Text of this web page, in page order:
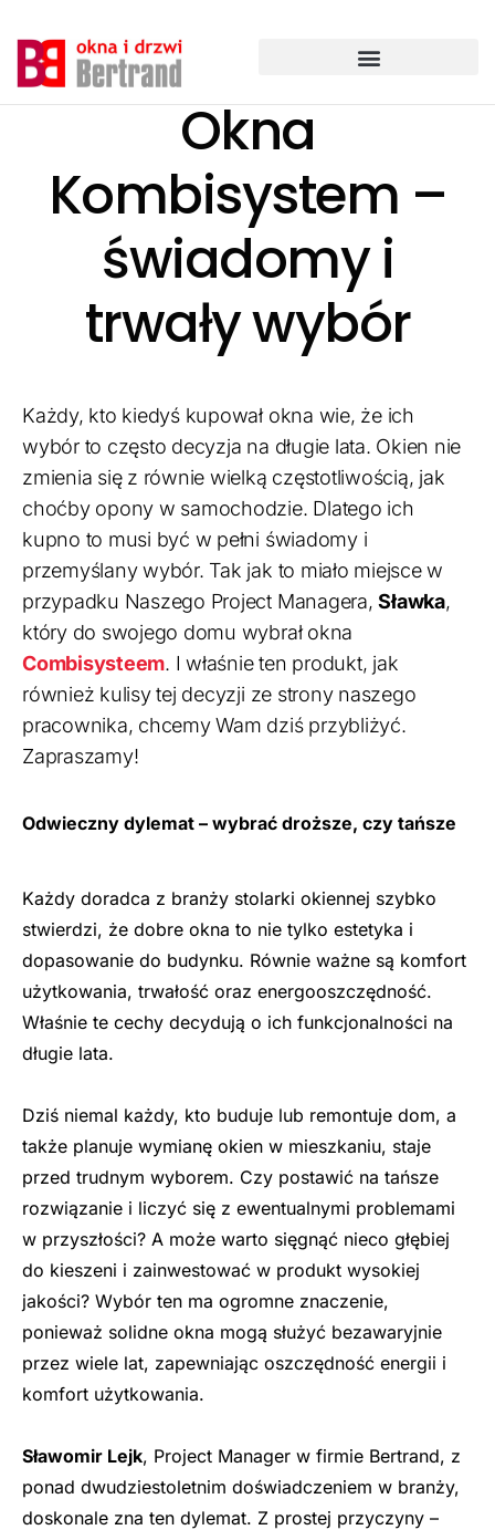
naar
inhoud
Okna
Kombisystem –
świadomy i
trwały wybór
Każdy, kto kiedyś kupował okna wie, że ich
wybór to często decyzja na długie lata. Okien nie
zmienia się z równie wielką częstotliwością, jak
choćby opony w samochodzie. Dlatego ich
kupno to musi być w pełni świadomy i
przemyślany wybór. Tak jak to miało miejsce w
przypadku Naszego Project Managera,Sławka,
który do swojego domu wybrał okna
Combisysteem. I właśnie ten produkt, jak
również kulisy tej decyzji ze strony naszego
pracownika, chcemy Wam dziś przybliżyć.
Zapraszamy!
Odwieczny dylemat – wybrać droższe, czy tańsze
Każdy doradca z branży stolarki okiennej szybko
stwierdzi, że dobre okna to nie tylko estetyka i
dopasowanie do budynku. Równie ważne są komfort
użytkowania, trwałość oraz energooszczędność.
Właśnie te cechy decydują o ich funkcjonalności na
długie lata.
Dziś niemal każdy, kto buduje lub remontuje dom, a
także planuje wymianę okien w mieszkaniu, staje
przed trudnym wyborem. Czy postawić na tańsze
rozwiązanie i liczyć się z ewentualnymi problemami
w przyszłości? A może warto sięgnąć nieco głębiej
do kieszeni i zainwestować w produkt wysokiej
jakości? Wybór ten ma ogromne znaczenie,
ponieważ solidne okna mogą służyć bezawaryjnie
przez wiele lat, zapewniając oszczędność energii i
komfort użytkowania.
Sławomir Lejk, Project Manager w firmie Bertrand, z
ponad dwudziestoletnim doświadczeniem w branży,
doskonale zna ten dylemat. Z prostej przyczyny –